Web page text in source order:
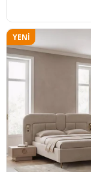
YENI
ÜRÜN